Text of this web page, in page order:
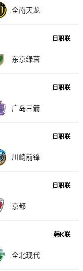
全南天龙
日职联
东京绿茵
日职联
广岛三箭
日职联
川崎前锋
日职联
京都
韩K联
全北现代